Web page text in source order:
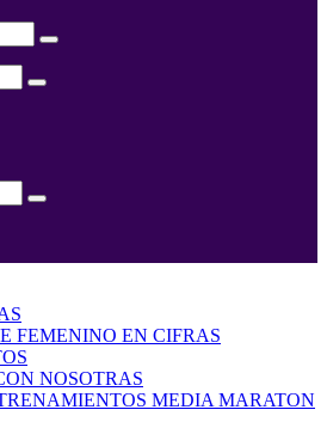
FEMENINO EN CIFRAS
NOSOTRAS
MEDIA MARATON